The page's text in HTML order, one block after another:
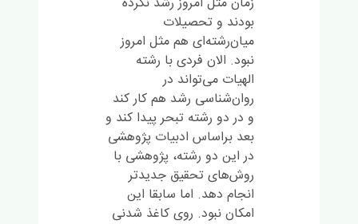
بودند و تحصیلات
میان‌رشته‌ای هم مثل امروز
نبود. الان فردی با رشته
الهیات می‌تواند در
روان‌شناسی رشد هم کار کند
و در دو رشته تبحر پیدا کند و
بعد براساس ادبیات پژوهشی
در این دو رشته، پژوهشی با
روش‌های تحقیق جدیدتر
انجام دهد. اما سابقا این
امکان نبود. روی کاغذ شدنی